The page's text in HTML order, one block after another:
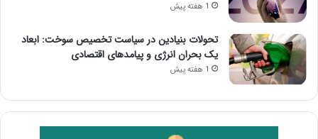
1 هفته پیش
تحولات بنیادین در سیاست تخصیص سوخت: ابعاد
یک بحران انرژی و پیامدهای اقتصادی
1 هفته پیش